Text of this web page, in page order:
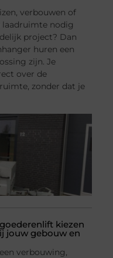
verbouwen of
laadruimte nodig
project? Dan
huren een
zijn. Je
over de
zonder dat je
kiezen
jouw gebouw en
verbouwing,